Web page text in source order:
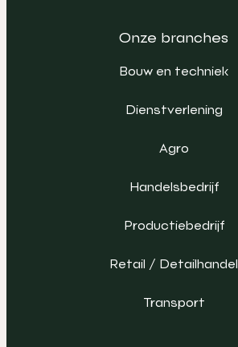
Onze branches
Bouw en techniek
Dienstverlening
Agro
Handelsbedrijf
Productiebedrijf
Retail / Detailhandel
Transport